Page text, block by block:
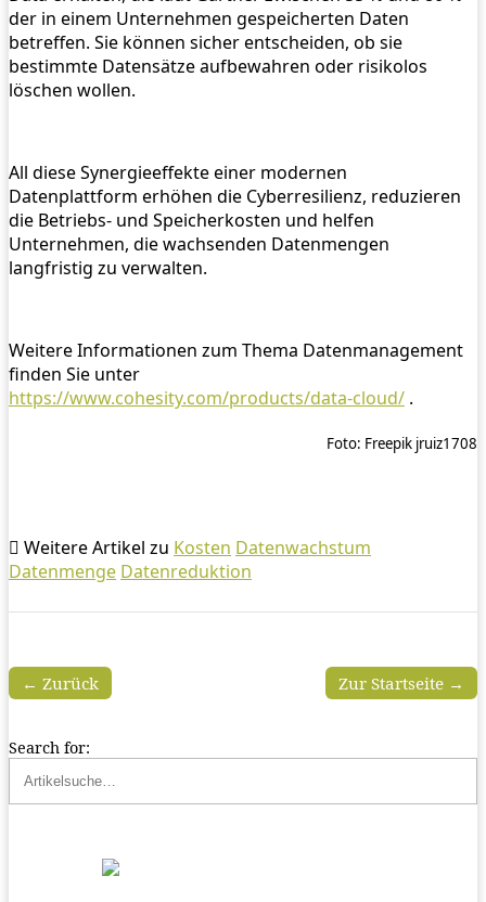
der in einem Unternehmen gespeicherten Daten
betreffen. Sie können sicher entscheiden, ob sie
bestimmte Datensätze aufbewahren oder risikolos
löschen wollen.
All diese Synergieeffekte einer modernen
Datenplattform erhöhen die Cyberresilienz, reduzieren
die Betriebs- und Speicherkosten und helfen
Unternehmen, die wachsenden Datenmengen
langfristig zu verwalten.
Weitere Informationen zum Thema Datenmanagement
finden Sie unter
https://www.cohesity.com/products/data-cloud/ .
Foto: Freepik jruiz1708
Weitere Artikel zu Kosten Datenwachstum
Datenmenge Datenreduktion
Zur Startseite →
← Zurück
Search for: